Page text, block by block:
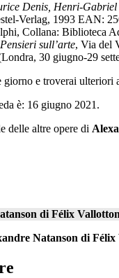
Denis, Henri-
Verlag, 1993 EAN:
Collana: Biblioteca
sull’arte, Via del
30 giugno-29
giorno e troverai ulteriori
è: 16 giugno 2021.
delle altre opere di
di Félix Vallotton
Natanson di Félix